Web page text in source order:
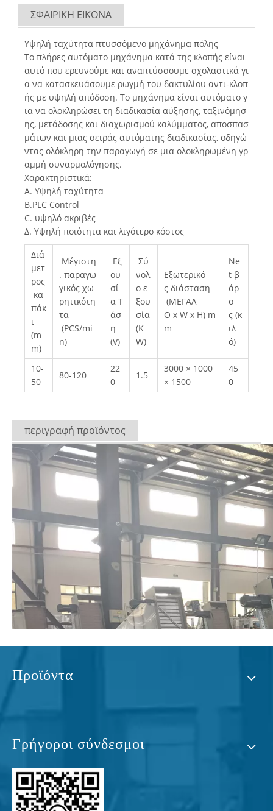
ΣΦΑΙΡΙΚΗ ΕΙΚΟΝΑ
Υψηλή ταχύτητα πτυσσόμενο μηχάνημα πόλης
Το πλήρες αυτόματο μηχάνημα κατά της κλοπής είναι
αυτό που ερευνούμε και αναπτύσσουμε σχολαστικά γι
α να κατασκευάσουμε ρωγμή του δακτυλίου αντι-κλοπ
ής με υψηλή απόδοση. Το μηχάνημα είναι αυτόματο γ
ια να ολοκληρώσει τη διαδικασία αύξησης, ταξινόμησ
ης, μετάδοσης και διαχωρισμού καλύμματος, αποσπασ
μάτων και μιας σειράς αυτόματης διαδικασίας, οδηγώ
ντας ολόκληρη την παραγωγή σε μια ολοκληρωμένη γρ
αμμή συναρμολόγησης.
Χαρακτηριστικά:
Α. Υψηλή ταχύτητα
B.PLC Control
C. υψηλό ακριβές
Δ. Υψηλή ποιότητα και λιγότερο κόστος
Διά
μετ
ρος
κα
πάκ
ι
(m
m)
Μέγιστη
. παραγω
γικός χω
ρητικότη
τα
(PCS/mi
n)
Εξ
ου
σί
α Τ
άσ
η
(V)
Σύ
νολ
ο ε
ξου
σία
(K
W)
Εξωτερικό
ς διάσταση
(ΜΕΓΑΛ
Ο x W x Η) m
m
Ne
t β
άρ
ο
ς (κ
ιλ
ό)
10-
50
80-120
22
0
1.5
3000 × 1000
× 1500
45
0
περιγραφή προϊόντος
Προϊόντα
Γρήγοροι σύνδεσμοι